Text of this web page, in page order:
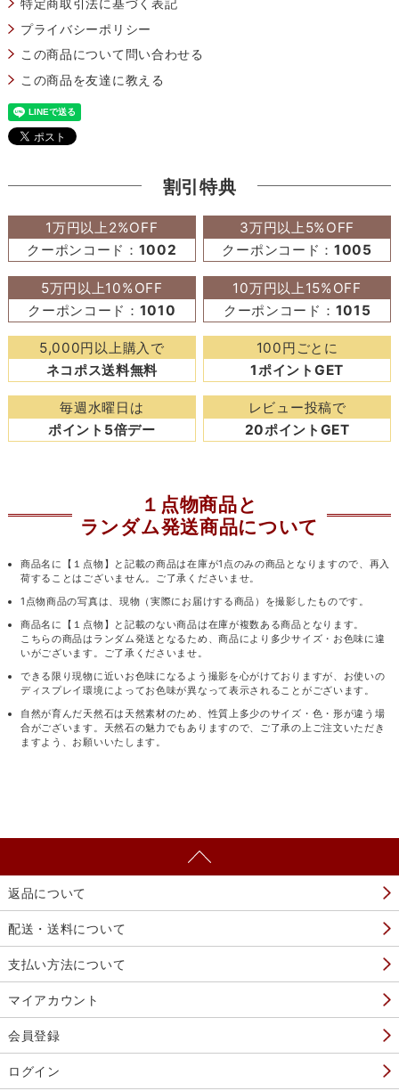
特定商取引法に基づく表記
プライバシーポリシー
この商品について問い合わせる
この商品を友達に教える
割引特典
1万円以上2%OFF
クーポンコード： 1002
3万円以上5%OFF
クーポンコード：1005
5万円以上10%OFF
クーポンコード： 1010
10万円以上15%OFF
クーポンコード： 1015
5,000円以上購入で
ネコポス送料無料
100円ごとに
1ポイントGET
毎週水曜日は
ポイント5倍デー
レビュー投稿で
20ポイントGET
１点物商品と
ランダム発送商品について
商品名に【１点物】と記載の商品は在庫が1点のみの商品となりますので、再入
荷することはございません。ご了承くださいませ。
1点物商品の写真は、現物（実際にお届けする商品）を撮影したものです。
商品名に【１点物】と記載のない商品は在庫が複数ある商品となります。
こちらの商品はランダム発送となるため、商品により多少サイズ・お色味に違
いがございます。ご了承くださいませ。
できる限り現物に近いお色味になるよう撮影を心がけておりますが、お使いの
ディスプレイ環境によってお色味が異なって表示されることがございます。
自然が育んだ天然石は天然素材のため、性質上多少のサイズ・色・形が違う場
合がございます。天然石の魅力でもありますので、ご了承の上ご注文いただき
ますよう、お願いいたします。
返品について
配送・送料について
支払い方法について
マイアカウント
会員登録
ログイン